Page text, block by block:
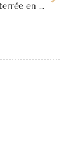
Piscine semi-enterrée en béton : avantages, construction et prix 2026